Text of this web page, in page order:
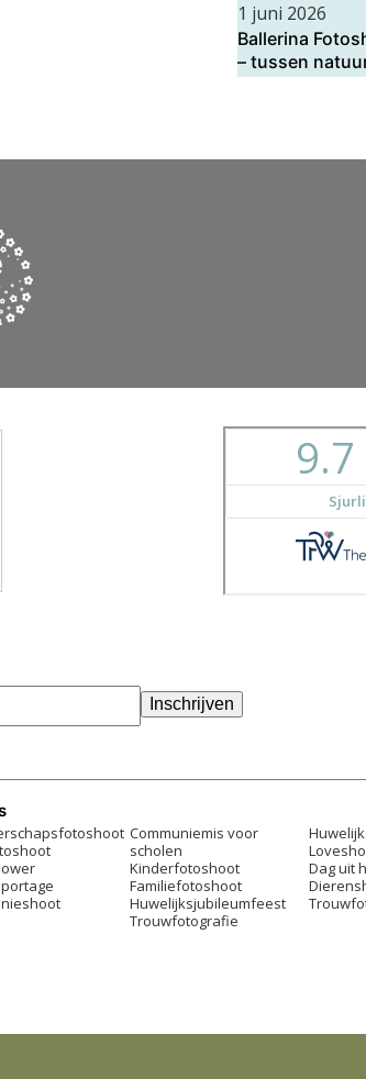
1 juni 2026
Ballerina
– tussen
Inschrijven
Communiemis voor
scholen
Kinderfotoshoot
Familiefotoshoot
Huwelijksjubileumfeest
Trouwfotografie
Dag uit